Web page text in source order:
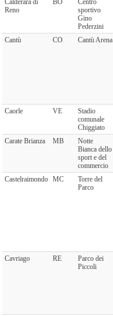
Reno
sportivo
Gino
Pederzini
Cantù CO Cantù Arena
Caorle VE
Stadio
comunale
Chiggiato
Carate Brianza MB
Notte
Bianca dello
sport e del
commercio
Castelraimondo MC
Torre del
Parco
Cavriago RE
Parco dei
Piccoli